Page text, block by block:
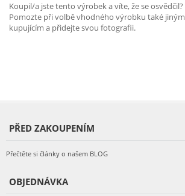
Koupil/a jste tento výrobek a víte, že se osvědčil?
Pomozte při volbě vhodného výrobku také jiným
kupujícím a přidejte svou fotografii.
PŘED ZAKOUPENÍM
Přečtěte si články o našem BLOG
OBJEDNÁVKA